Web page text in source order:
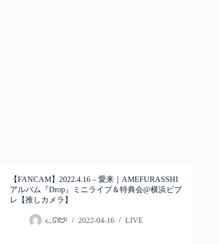
【FANCAM】2022.4.16 – 愛来｜AMEFURASSHI
アルバム『Drop』ミニライブ＆特典会@横浜ビブ
レ【推しカメラ】
ᓚᘏᗢ² 2022-04-16 LIVE